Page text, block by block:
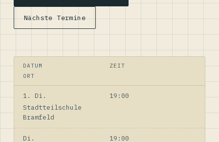
Nächste Termine
DATUM
ZEIT
ORT
1. Di.
19:00
Stadtteilschule
Bramfeld
Di.
19:00